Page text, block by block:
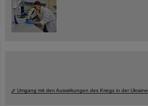
Umgang mit den Auswirkungen des Kriegs in der Ukraine